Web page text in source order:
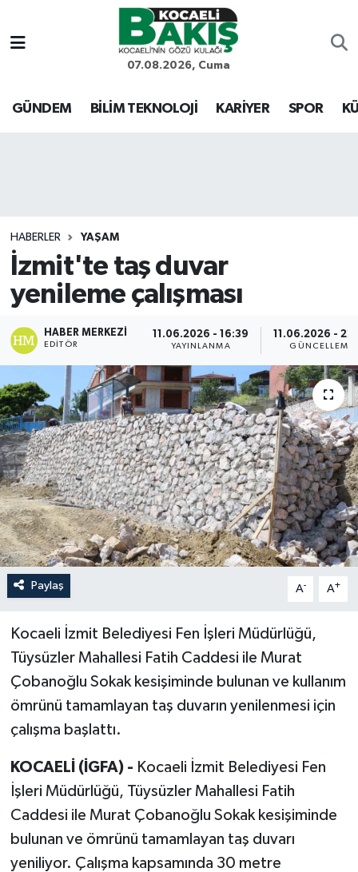
07.08.2026, Cuma
GÜNDEM BİLİM TEKNOLOJİ KARİYER SPOR
HABERLER YAŞAM
İzmit'te taş duvar
yenileme çalışması
HABER MERKEZI
EDITÖR
11.06.2026 - 16:39
YAYINLANMA
11.06.2026 -
GÜNCELLEME
Paylaş A- A+
Kocaeli İzmit Belediyesi Fen İşleri Müdürlüğü,
Tüysüzler Mahallesi Fatih Caddesi ile Murat
Çobanoğlu Sokak kesişiminde bulunan ve kullanım
ömrünü tamamlayan taş duvarın yenilenmesi için
çalışma başlattı.
KOCAELİ (İGFA) - Kocaeli İzmit Belediyesi Fen
İşleri Müdürlüğü, Tüysüzler Mahallesi Fatih
Caddesi ile Murat Çobanoğlu Sokak kesişiminde
bulunan ve ömrünü tamamlayan taş duvarı
yeniliyor. Çalışma kapsamında 30 metre
Kocaeli Nöbetçi Eczaneler
Kocaeli Hava Durumu
Son Dakika Haberleri
Haber Arşivi